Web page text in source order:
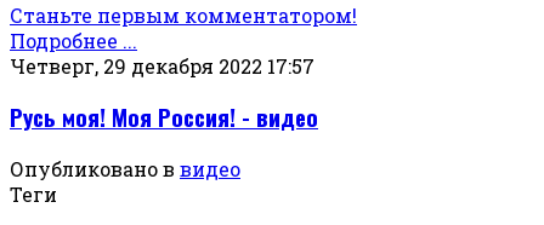
Станьте первым комментатором!
Подробнее ...
Четверг, 29 декабря 2022 17:57
Русь моя! Моя Россия! - видео
Опубликовано в видео
Теги